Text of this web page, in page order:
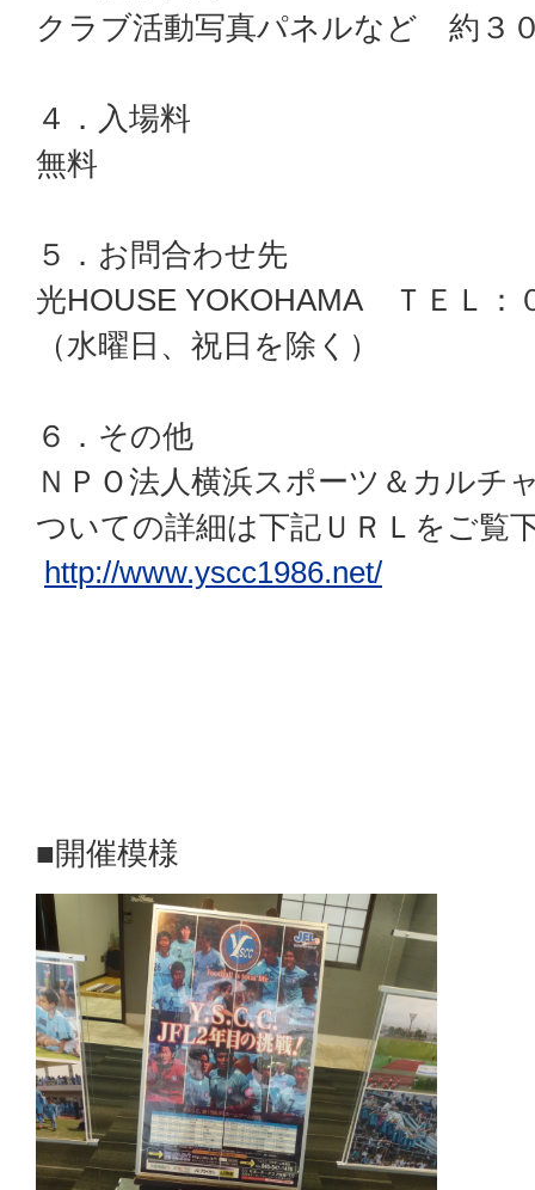
クラブ活動写真パネルなど 約３
４．入場料
無料
５．お問合わせ先
光HOUSE YOKOHAMA ＴＥＬ：
（水曜日、祝日を除く）
６．その他
ＮＰＯ法人横浜スポーツ＆カルチ
ついての詳細は下記ＵＲＬをご覧
http://www.yscc1986.net/
■開催模様